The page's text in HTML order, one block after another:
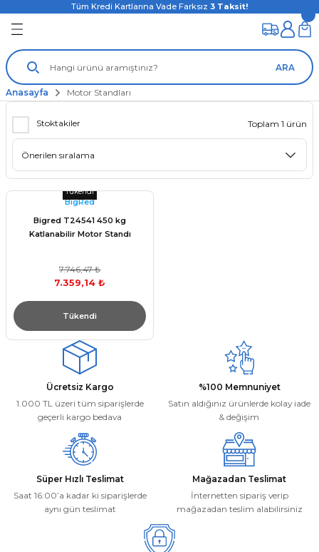
Tüm Kredi Kartlarına Vade Farksız 3 Taksit!
ARA
Anasayfa Motor Standları
Stoktakiler Toplam 1 ürün
Tükendi
BigRed
Bigred T24541 450 kg
Katlanabilir Motor Standı
7.746,47 ₺
7.359,14 ₺
Tükendi
Ücretsiz Kargo
1.000 TL üzeri tüm siparişlerde
geçerli kargo bedava
%100 Memnuniyet
Satın aldığınız ürünlerde kolay iade
& değişim
Süper Hızlı Teslimat
Saat 16:00’a kadar ki siparişlerde
aynı gün teslimat
Mağazadan Teslimat
İnternetten sipariş verip
mağazadan teslim alabilirsiniz